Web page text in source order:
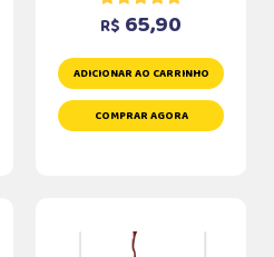
R$ 65,90
ADICIONAR AO CARRINHO
COMPRAR AGORA